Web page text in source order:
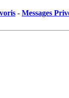
- Messages